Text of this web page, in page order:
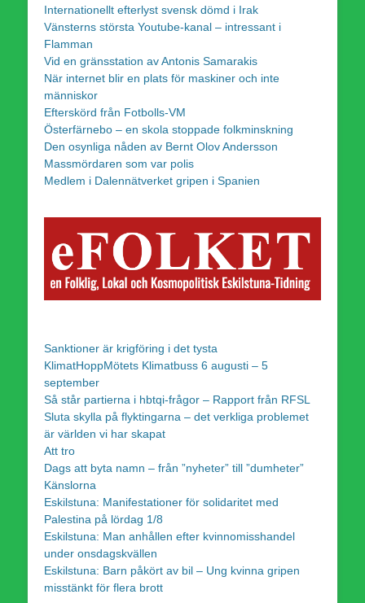
Internationellt efterlyst svensk dömd i Irak
Vänsterns största Youtube-kanal – intressant i
Flamman
Vid en gränsstation av Antonis Samarakis
När internet blir en plats för maskiner och inte
människor
Efterskörd från Fotbolls-VM
Österfärnebo – en skola stoppade folkminskning
Den osynliga nåden av Bernt Olov Andersson
Massmördaren som var polis
Medlem i Dalennätverket gripen i Spanien
Sanktioner är krigföring i det tysta
KlimatHoppMötets Klimatbuss 6 augusti – 5
september
Så står partierna i hbtqi-frågor – Rapport från RFSL
Sluta skylla på flyktingarna – det verkliga problemet
är världen vi har skapat
Att tro
Dags att byta namn – från ”nyheter” till ”dumheter”
Känslorna
Eskilstuna: Manifestationer för solidaritet med
Palestina på lördag 1/8
Eskilstuna: Man anhållen efter kvinnomisshandel
under onsdagskvällen
Eskilstuna: Barn påkört av bil – Ung kvinna gripen
misstänkt för flera brott